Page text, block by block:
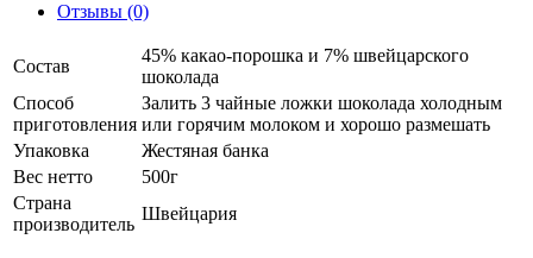
Отзывы (0)
Состав
45% какао-порошка и 7% швейцарского
шоколада
Способ
приготовления
Залить 3 чайные ложки шоколада холодным
или горячим молоком и хорошо размешать
Упаковка
Жестяная банка
Вес нетто
500г
Страна
производитель
Швейцария